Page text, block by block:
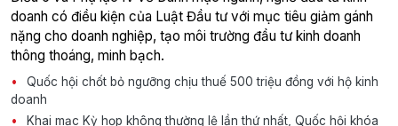
doanh có điều kiện của Luật Đầu tư với mục tiêu giảm gánh
nặng cho doanh nghiệp, tạo môi trường đầu tư kinh doanh
thông thoáng, minh bạch.
Quốc hội chốt bỏ ngưỡng chịu thuế 500 triệu đồng với hộ kinh
doanh
Khai mạc Kỳ họp không thường lệ lần thứ nhất, Quốc hội khóa